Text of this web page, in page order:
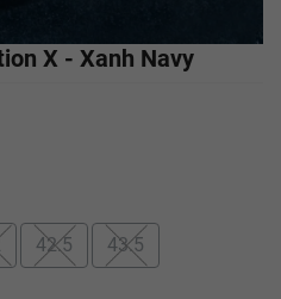
X - Xanh Navy
42.5 43.5